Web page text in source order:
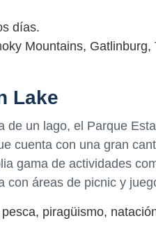
días.
Mountains, Gatlinburg,
Lake
de un lago, el Parque
cuenta con una gran
gama de actividades
con áreas de picnic y
piragüismo,